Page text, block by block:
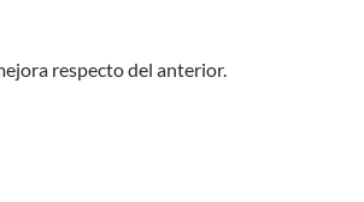
respecto del anterior.